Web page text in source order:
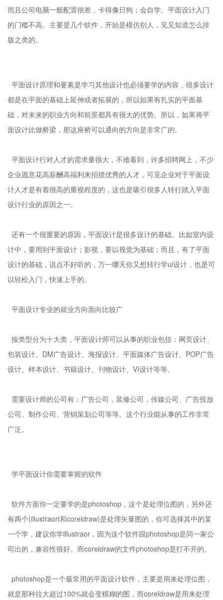
而且公司电脑一般配置很差，卡得像日狗；会自学。平面设计入门
的门槛不高。主要是几个软件，开始是模仿别人，见见知道怎么排
版之类的。
平面设计原理和要素是学习其他设计也必须要学的内容，很多设计
都是在平面的基础上延伸或者拓展的，所以如果有扎实的平面基
础，对未来的职业方向和前景都具有很大的优势。所以，如果将平
面设计比做桥梁，那这座桥可以通向的方向是非常广的。
平面设计行对人才的需求量很大，不难看到，许多招聘网上，不少
企业愿意花高薪酬高福利来招揽优秀的人才，可见企业对于平面设
计人才是有着很高的重视程度的，这也是吸引很多人转行踏入平面
设计行业的原因之一。
还有一个很重要的原因，平面设计是很多设计的基础。比如室内设
计中，要用到平面设计；影视，要以视觉为基础；而且，有了平面
设计的基础，说点不好听的，万一哪天你又想转行学ui设计，也是可
以轻松入门，快速上手的。
平面设计专业的就业方向面向比较广
按类型分为十大类，平面设计师可以从事的职业包括：网页设计、
包装设计、DM广告设计、海报设计、平面媒体广告设计、POP广告
设计、样本设计、书籍设计、刊物设计、VI设计等等。
需要设计师的公司有：广告公司，装修公司，传媒公司、广告投放
公司、制作公司、营销策划公司等等。这个行业能从事的工作非常
广泛。
学平面设计你需要掌握的软件
软件方面你一定要学的是photoshop，这个是处理位图的，另外还
有两个(illustraort和coreldraw)是处理矢量图的，你可选择其中的某
一个学，建议你学illustraor，因为这个软件跟photoshop是同一家公
司出的，兼容性很好。而coreldraw的文件photoshop是打不开的。
photoshop是一个最常用的平面设计软件，主要是用来处理位图，
就是那种拉大超过100%就会变模糊的图，而coreldraw是用来处理